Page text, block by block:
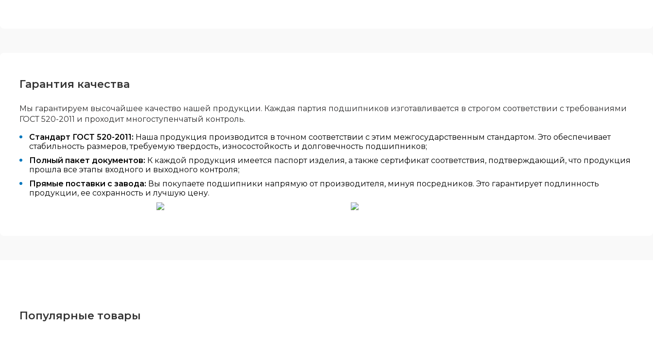
Гарантия качества
Мы гарантируем высочайшее качество нашей продукции. Каждая партия подшипников изготавливается в строгом соответствии с требованиями
ГОСТ 520-2011 и проходит многоступенчатый контроль.
Стандарт ГОСТ 520-2011: Наша продукция производится в точном соответствии с этим межгосударственным стандартом. Это обеспечивает
стабильность размеров, требуемую твердость, износостойкость и долговечность подшипников;
Полный пакет документов: К каждой продукция имеется паспорт изделия, а также сертификат соответствия, подтверждающий, что продукция
прошла все этапы входного и выходного контроля;
Прямые поставки с завода: Вы покупаете подшипники напрямую от производителя, минуя посредников. Это гарантирует подлинность
продукции, ее сохранность и лучшую цену.
Популярные товары